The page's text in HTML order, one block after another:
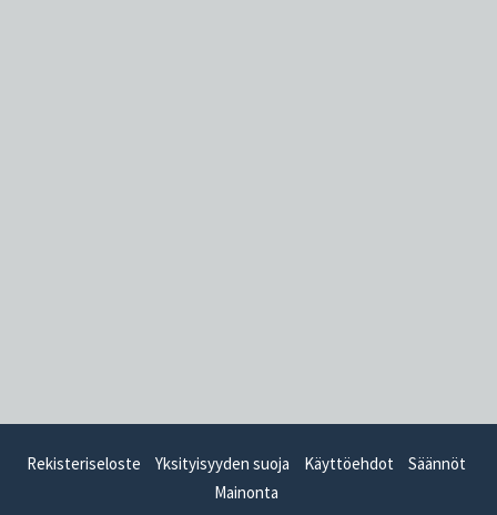
Rekisteriseloste Yksityisyyden suoja Käyttöehdot
Säännöt
Mainonta